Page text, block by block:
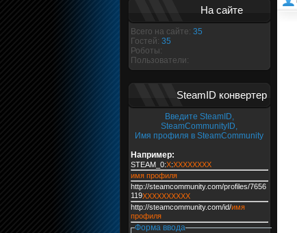
На сайте
Всего на сайте: 35
Гостей: 35
Роботы:
Пользователи:
SteamID конвертер
Введите SteamID,
SteamCommunityID,
Имя профиля в SteamCommunity
Например:
STEAM_0:X:XXXXXXXX
имя профиля
http://steamcommunity.com/profiles/7656
119XXXXXXXXXX
http://steamcommunity.com/id/имя
профиля
Форма ввода